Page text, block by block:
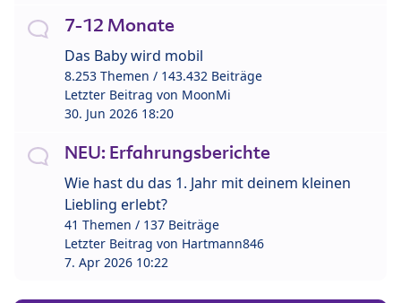
7-12 Monate
Das Baby wird mobil
8.253 Themen / 143.432 Beiträge
Letzter Beitrag von MoonMi
30. Jun 2026 18:20
NEU: Erfahrungsberichte
Wie hast du das 1. Jahr mit deinem kleinen
Liebling erlebt?
41 Themen / 137 Beiträge
Letzter Beitrag von Hartmann846
7. Apr 2026 10:22